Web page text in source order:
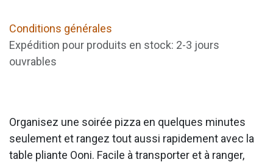
Conditions générales
Expédition pour produits en stock: 2-3 jours
ouvrables
Organisez une soirée pizza en quelques minutes
seulement et rangez tout aussi rapidement avec la
table pliante Ooni. Facile à transporter et à ranger,